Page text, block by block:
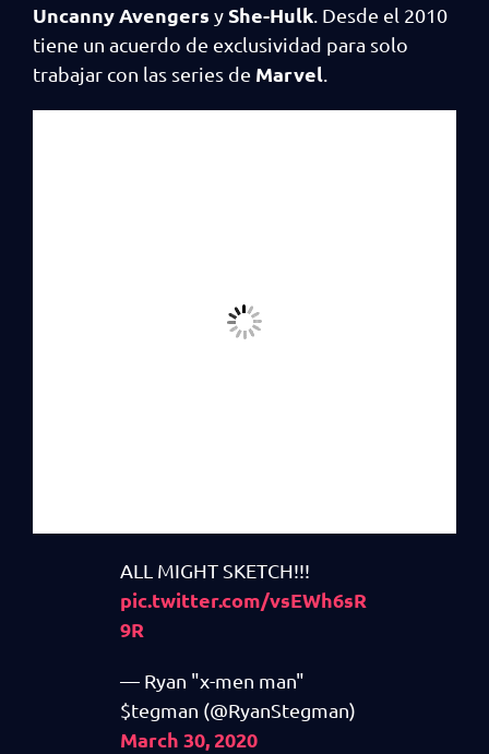
Uncanny Avengers yShe-Hulk . Desde el 2010
tiene un acuerdo de exclusividad para solo
trabajar con las series de Marvel
ALL MIGHT SKETCH!!!
pic.twitter.com/vsEWh6sR
9R
— Ryan "x-men man"
$tegman (@RyanStegman)
March 30, 2020